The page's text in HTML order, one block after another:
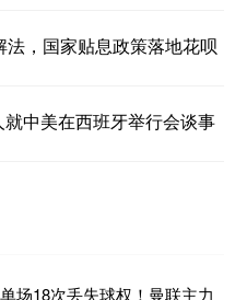
，国家贴息政策落地花呗
中美在西班牙举行会谈事
场18次丢失球权！曼联主力